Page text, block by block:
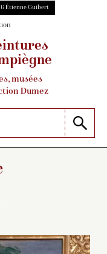
Étienne Guibert
musées
Dumez